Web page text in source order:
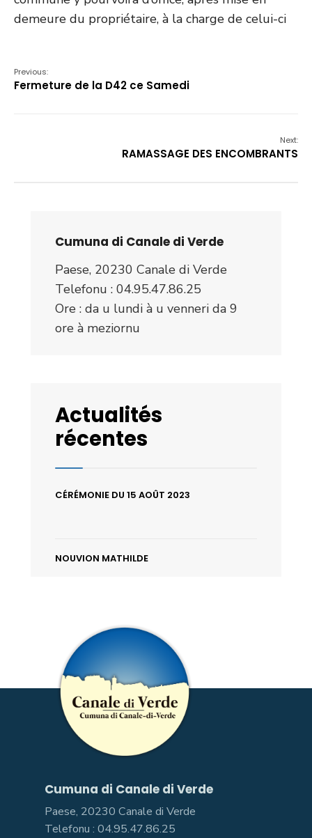
demeure du propriétaire, à la charge de celui-ci
Previous:
Fermeture de la D42 ce Samedi
Next:
RAMASSAGE DES ENCOMBRANTS
Cumuna di Canale di Verde
Paese, 20230 Canale di Verde
Telefonu : 04.95.47.86.25
Ore : da u lundi à u venneri da 9
ore à meziornu
Actualités
récentes
CÉRÉMONIE DU 15 AOÛT 2023
NOUVION MATHILDE
Cumuna di Canale di Verde
Paese, 20230 Canale di Verde
Telefonu : 04.95.47.86.25